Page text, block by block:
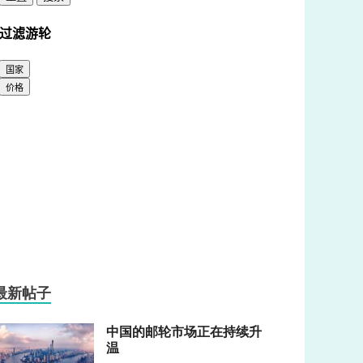
新帖子
中国的邮轮市场正在持续升
温